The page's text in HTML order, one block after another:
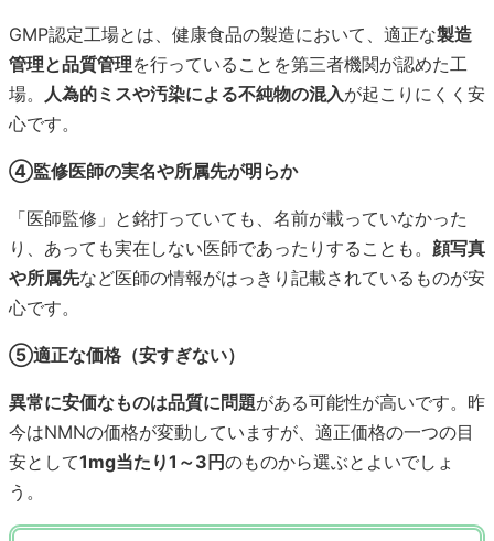
GMP認定工場とは、健康食品の製造において、適正な製造
管理と品質管理を行っていることを第三者機関が認めた工
場。 人為的ミスや汚染による不純物の混入が起こりにくく安
心です。
④監修医師の実名や所属先が明らか
「医師監修」と銘打っていても、名前が載っていなかった
り、あっても実在しない医師であったりすることも。 顔写真
や所属先など医師の情報がはっきり記載されているものが安
心です。
⑤適正な価格（安すぎない）
異常に安価なものは品質に問題がある可能性が高いです。昨
今はNMNの価格が変動していますが、適正価格の一つの目
安として1mg当たり1～3円のものから選ぶとよいでしょ
う。